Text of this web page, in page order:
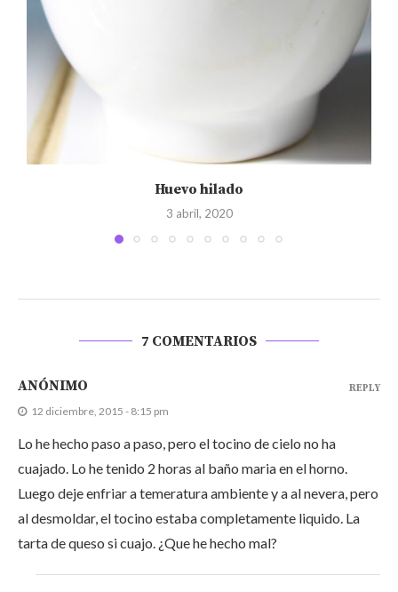
Huevo hilado
3 abril, 2020
7 COMENTARIOS
ANÓNIMO
12 diciembre, 2015 - 8:15 pm
Lo he hecho paso a paso, pero el tocino de cielo no ha
cuajado. Lo he tenido 2 horas al baño maria en el horno.
Luego deje enfriar a temeratura ambiente y a al nevera, pero
al desmoldar, el tocino estaba completamente liquido. La
tarta de queso si cuajo. ¿Que he hecho mal?
REPLY